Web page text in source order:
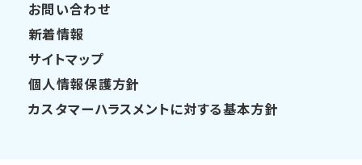
お問い合わせ
新着情報
サイトマップ
個人情報保護方針
カスタマーハラスメントに対する基本方針